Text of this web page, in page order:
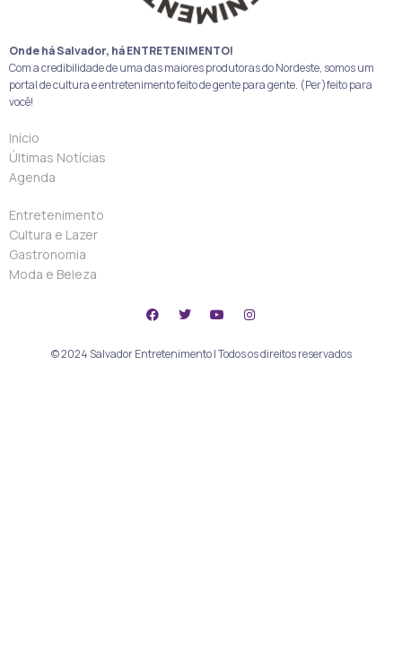
Onde há Salvador, há ENTRETENIMENTO!
Com a credibilidade de uma das maiores produtoras do Nordeste, somos um
portal de cultura e entretenimento feito de gente para gente. (Per)feito para
você!
Início
Últimas Notícias
Agenda
Entretenimento
Cultura e Lazer
Gastronomia
Moda e Beleza
© 2024 Salvador Entretenimento | Todos os direitos reservados